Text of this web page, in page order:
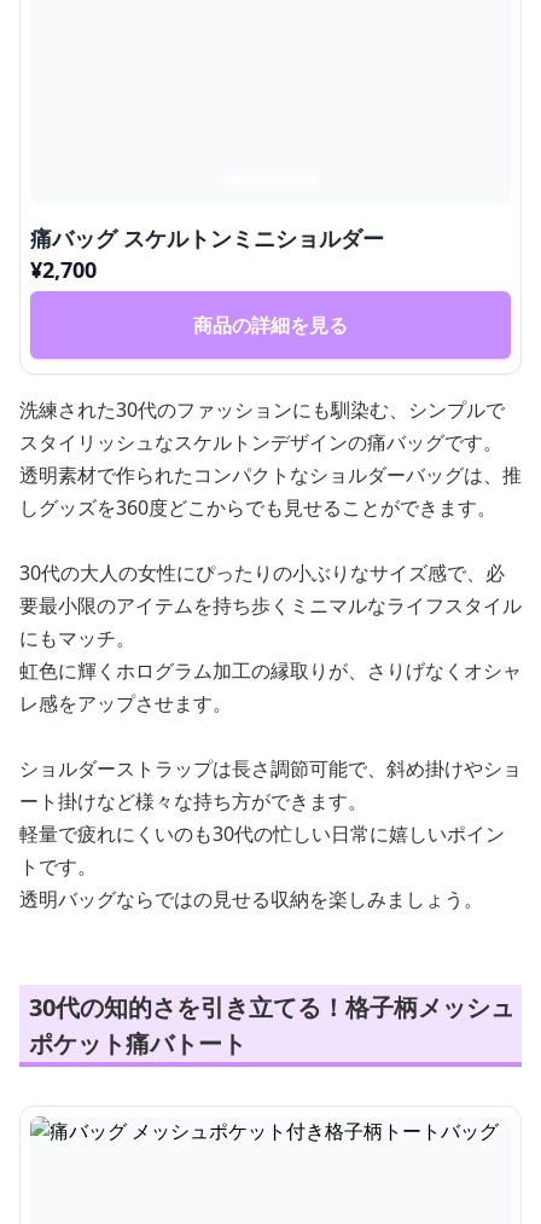
痛バッグ スケルトンミニショルダー
¥2,700
商品の詳細を見る
洗練された30代のファッションにも馴染む、シンプルで
スタイリッシュなスケルトンデザインの痛バッグです。
透明素材で作られたコンパクトなショルダーバッグは、推
しグッズを360度どこからでも見せることができます。
30代の大人の女性にぴったりの小ぶりなサイズ感で、必
要最小限のアイテムを持ち歩くミニマルなライフスタイル
にもマッチ。
虹色に輝くホログラム加工の縁取りが、さりげなくオシャ
レ感をアップさせます。
ショルダーストラップは長さ調節可能で、斜め掛けやショ
ート掛けなど様々な持ち方ができます。
軽量で疲れにくいのも30代の忙しい日常に嬉しいポイン
トです。
透明バッグならではの見せる収納を楽しみましょう。
30代の知的さを引き立てる！格子柄メッシュ
ポケット痛バトート